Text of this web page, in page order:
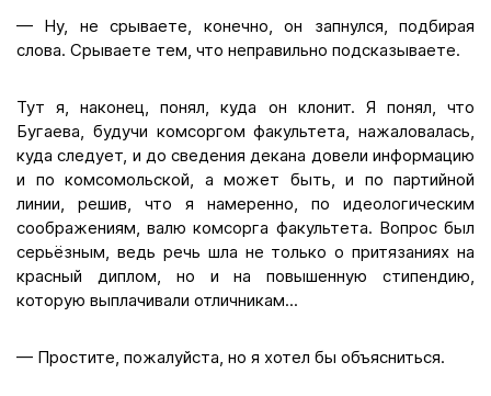
— Ну, не срываете, конечно, он запнулся, подбирая
слова. Срываете тем, что неправильно подсказываете.
Тут я, наконец, понял, куда он клонит. Я понял, что
Бугаева, будучи комсоргом факультета, нажаловалась,
куда следует, и до сведения декана довели информацию
и по комсомольской, а может быть, и по партийной
линии, решив, что я намеренно, по идеологическим
соображениям, валю комсорга факультета. Вопрос был
серьёзным, ведь речь шла не только о притязаниях на
красный диплом, но и на повышенную стипендию,
которую выплачивали отличникам...
— Простите, пожалуйста, но я хотел бы объясниться.